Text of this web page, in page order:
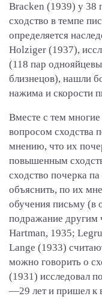
Bracken (1939) у 38
сходство в темпе
определяется
Holziger (1937),
(118 пар
близнецов), нашли
нажима и скорости
Вместе с тем
вопросом сходства
мнению, что их
повышенным
сходство почерка
объяснить, по их
обучения письму (в
подражание другим
Hartman, 1935;
Lange (1933)
можно говорить о
(1931) исследовал
—29 лет и пришел к